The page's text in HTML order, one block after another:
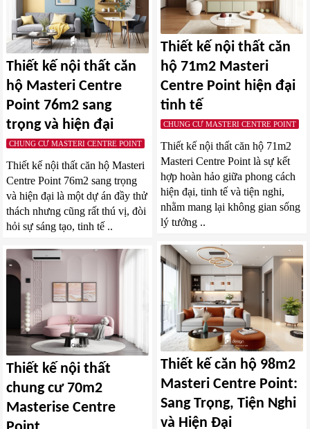
Thiết kế nội thất căn
hộ 71m2 Masteri
Centre Point hiện đại
tinh tế
CHUNG CƯ MASTERI CENTRE POINT
Thiết kế nội thất căn hộ 71m2
Masteri Centre Point là sự kết
hợp hoàn hảo giữa phong cách
hiện đại, tinh tế và tiện nghi,
nhằm mang lại không gian sống
lý tưởng ..
Thiết kế nội thất căn
hộ Masteri Centre
Point 76m2 sang
trọng và hiện đại
CHUNG CƯ MASTERI CENTRE POINT
Thiết kế nội thất căn hộ Masteri
Centre Point 76m2 sang trọng
và hiện đại là một dự án đầy thử
thách nhưng cũng rất thú vị, đòi
hỏi sự sáng tạo, tinh tế ..
Thiết kế căn hộ 98m2
Masteri Centre Point:
Sang Trọng, Tiện Nghi
và Hiện Đại
Thiết kế nội thất
chung cư 70m2
Masterise Centre